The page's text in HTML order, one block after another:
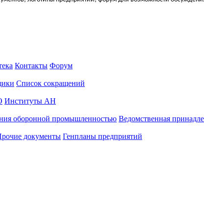
Контакты Форум
Список сокращений
Институты АН
оборонной промышленностью Ведомственная
документы Генпланы предприятий